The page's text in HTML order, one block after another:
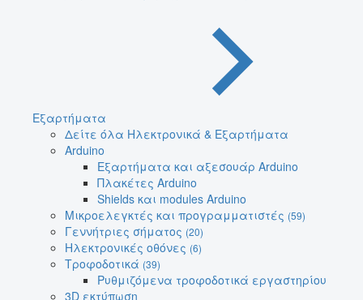
Εξαρτήματα
Δείτε όλα Ηλεκτρονικά & Εξαρτήματα
Arduino
Εξαρτήματα και αξεσουάρ Arduino
Πλακέτες Arduino
Shields και modules Arduino
Μικροελεγκτές και προγραμματιστές (59)
Γεννήτριες σήματος (20)
Ηλεκτρονικές οθόνες (6)
Τροφοδοτικά (39)
Ρυθμιζόμενα τροφοδοτικά εργαστηρίου
3D εκτύπωση